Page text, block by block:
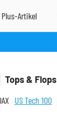
Tops & Flops
US Tech 100